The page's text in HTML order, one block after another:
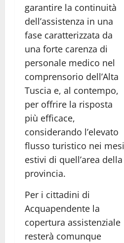
garantire la continuità
dell’assistenza in una
fase caratterizzata da
una forte carenza di
personale medico nel
comprensorio dell’Alta
Tuscia e, al contempo,
per offrire la risposta
più efficace,
considerando l’elevato
flusso turistico nei mesi
estivi di quell’area della
provincia.
Per i cittadini di
Acquapendente la
copertura assistenziale
resterà comunque